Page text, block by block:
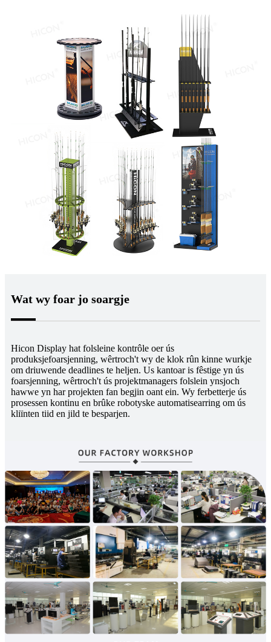
Wat wy foar jo soargje
Hicon Display hat folsleine kontrôle oer ús
produksjefoarsjenning, wêrtroch't wy de klok rûn kinne wurkje
om driuwende deadlines te heljen. Us kantoar is fêstige yn ús
foarsjenning, wêrtroch't ús projektmanagers folslein ynsjoch
hawwe yn har projekten fan begjin oant ein. Wy ferbetterje ús
prosessen kontinu en brûke robotyske automatisearring om ús
kliïnten tiid en jild te besparjen.